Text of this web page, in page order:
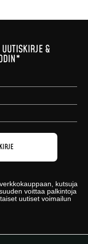
&
verkkokauppaan , kutsuja
voittaa palkintoja
uutiset voimailun